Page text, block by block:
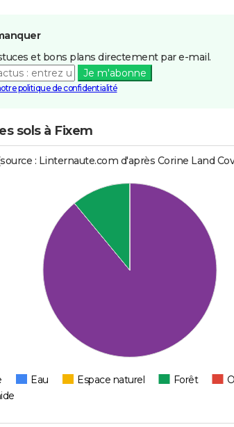
et bons plans directement par e-mail.
Je m'abonne
politique de confidentialité
sols à Fixem
: Linternaute.com d'après Corine Land
Eau Espace naturel Forêt